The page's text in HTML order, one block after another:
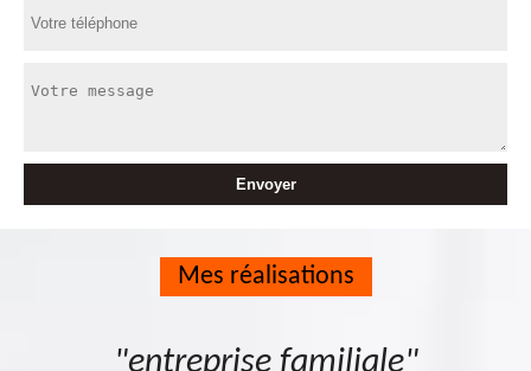
Mes réalisations
"entreprise familiale"